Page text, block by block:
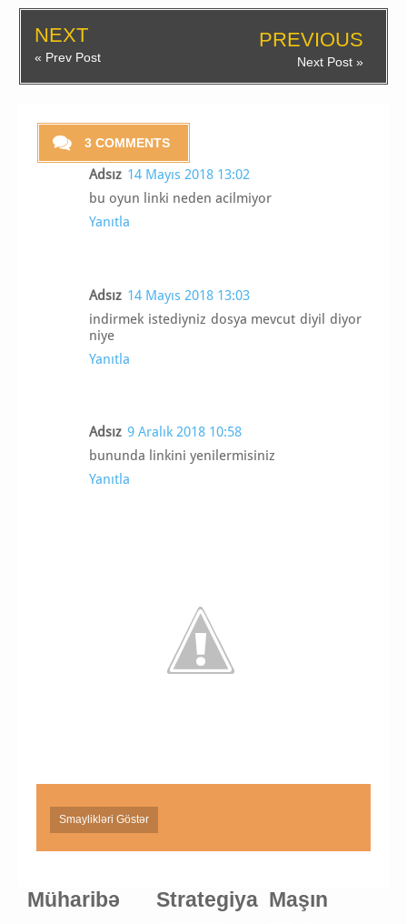
NEXT
« Prev Post
PREVIOUS
Next Post »
3 COMMENTS
Adsız 14 Mayıs 2018 13:02
bu oyun linki neden acilmiyor
Yanıtla
Adsız 14 Mayıs 2018 13:03
indirmek istediyniz dosya mevcut diyil diyor
niye
Yanıtla
Adsız 9 Aralık 2018 10:58
bununda linkini yenilermisiniz
Yanıtla
Smaylikləri Göstər
Müharibə Maşın
Strategiya